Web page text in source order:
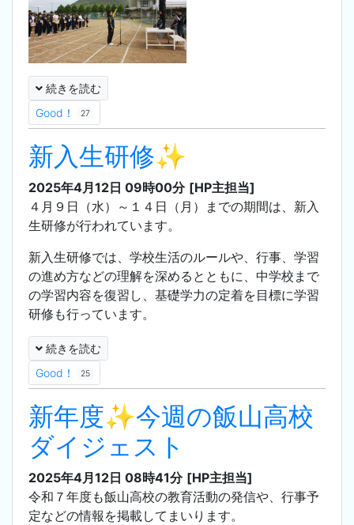
続きを読む
Good！
27
新入生研修✨
2025年4月12日 09時00分 [HP主担当]
４月９日（水）～１４日（月）までの期間は、新入
生研修が行われています。
新入生研修では、学校生活のルールや、行事、学習
の進め方などの理解を深めるとともに、中学校まで
の学習内容を復習し、基礎学力の定着を目標に学習
研修も行っています。
続きを読む
Good！
25
新年度✨今週の飯山高校
ダイジェスト
2025年4月12日 08時41分 [HP主担当]
令和７年度も飯山高校の教育活動の発信や、行事予
定などの情報を掲載してまいります。